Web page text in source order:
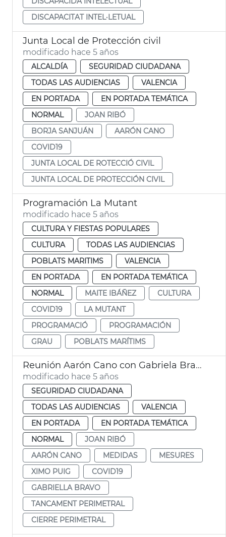
DISCAPACITAT INTEL·LETUAL
Junta Local de Protección civil
modificado hace 5 años
ALCALDÍA
SEGURIDAD CIUDADANA
TODAS LAS AUDIENCIAS
VALENCIA
EN PORTADA
EN PORTADA TEMÁTICA
NORMAL
JOAN RIBÓ
BORJA SANJUÁN
AARÓN CANO
COVID19
JUNTA LOCAL DE ROTECCIÓ CIVIL
JUNTA LOCAL DE PROTECCIÓN CIVIL
Programación La Mutant
modificado hace 5 años
CULTURA Y FIESTAS POPULARES
CULTURA
TODAS LAS AUDIENCIAS
POBLATS MARITIMS
VALENCIA
EN PORTADA
EN PORTADA TEMÁTICA
NORMAL
MAITE IBÁÑEZ
CULTURA
COVID19
LA MUTANT
PROGRAMACIÓ
PROGRAMACIÓN
GRAU
POBLATS MARÍTIMS
Reunión Aarón Cano con Gabriela Bravo
modificado hace 5 años
SEGURIDAD CIUDADANA
TODAS LAS AUDIENCIAS
VALENCIA
EN PORTADA
EN PORTADA TEMÁTICA
NORMAL
JOAN RIBÓ
AARÓN CANO
MEDIDAS
MESURES
XIMO PUIG
COVID19
GABRIELLA BRAVO
TANCAMENT PERIMETRAL
CIERRE PERIMETRAL